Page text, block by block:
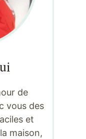
de
vous des
et
maison,